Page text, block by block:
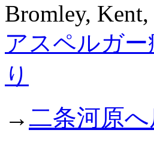
Bromley,
アスペルガ
り
→ 二条河原へ